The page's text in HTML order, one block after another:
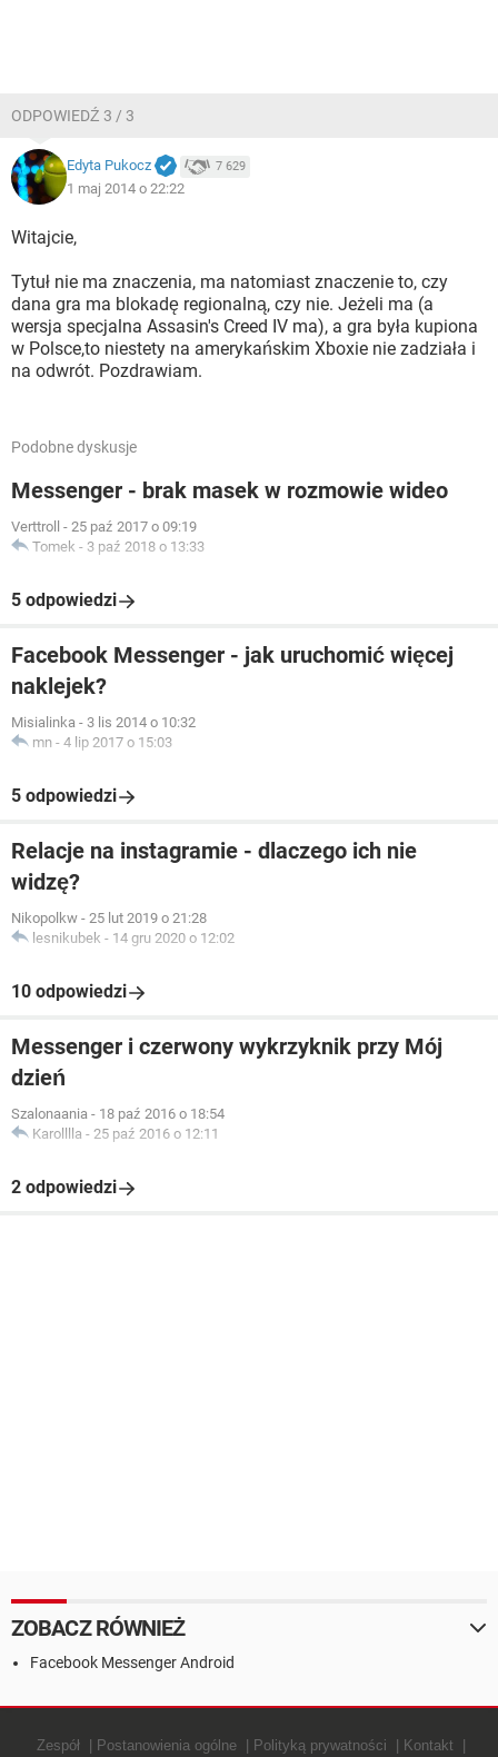
ODPOWIEDŹ 3 / 3
Edyta Pukocz 7 629
1 maj 2014 o 22:22
Witajcie,
Tytuł nie ma znaczenia, ma natomiast znaczenie to, czy
dana gra ma blokadę regionalną, czy nie. Jeżeli ma (a
wersja specjalna Assasin's Creed IV ma), a gra była kupiona
w Polsce,to niestety na amerykańskim Xboxie nie zadziała i
na odwrót. Pozdrawiam.
Podobne dyskusje
Messenger - brak masek w rozmowie wideo
Verttroll - 25 paź 2017 o 09:19
Tomek - 3 paź 2018 o 13:33
5 odpowiedzi
Facebook Messenger - jak uruchomić więcej
naklejek?
Misialinka - 3 lis 2014 o 10:32
mn - 4 lip 2017 o 15:03
5 odpowiedzi
Relacje na instagramie - dlaczego ich nie
widzę?
Nikopolkw - 25 lut 2019 o 21:28
lesnikubek - 14 gru 2020 o 12:02
10 odpowiedzi
Messenger i czerwony wykrzyknik przy Mój
dzień
Szalonaania - 18 paź 2016 o 18:54
Karolllla - 25 paź 2016 o 12:11
2 odpowiedzi
ZOBACZ RÓWNIEŻ
Facebook Messenger Android
Zespół Postanowienia ogólne Polityką prywatności Kontakt